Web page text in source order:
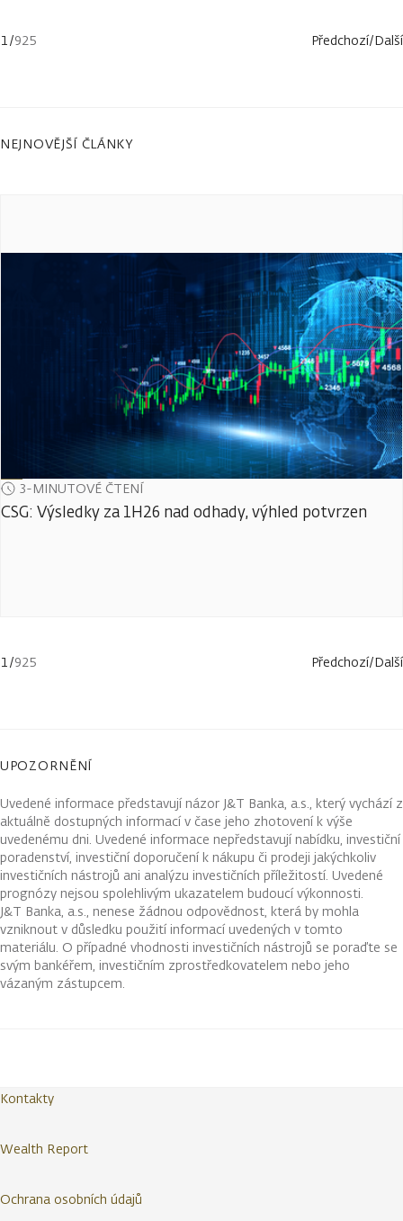
1/925 Předchozí/Další
NEJNOVĚJŠÍ ČLÁNKY
3-MINUTOVÉ ČTENÍ
CSG: Výsledky za 1H26 nad odhady, výhled potvrzen
1/925 Předchozí/Další
UPOZORNĚNÍ
Uvedené informace představují názor J&T Banka, a.s., který vychází z
aktuálně dostupných informací v čase jeho zhotovení k výše
uvedenému dni. Uvedené informace nepředstavují nabídku, investiční
poradenství, investiční doporučení k nákupu či prodeji jakýchkoliv
investičních nástrojů ani analýzu investičních příležitostí. Uvedené
prognózy nejsou spolehlivým ukazatelem budoucí výkonnosti.
J&T Banka, a.s., nenese žádnou odpovědnost, která by mohla
vzniknout v důsledku použití informací uvedených v tomto
materiálu. O případné vhodnosti investičních nástrojů se poraďte se
svým bankéřem, investičním zprostředkovatelem nebo jeho
vázaným zástupcem.
Kontakty
Wealth Report
Ochrana osobních údajů